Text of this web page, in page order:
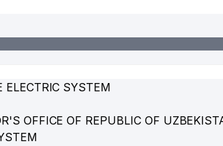
ELECTRIC SYSTEM
OFFICE OF REPUBLIC OF